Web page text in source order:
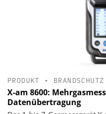
PRODUKT • BRANDSCHUTZ
X-am 8600:
Datenübertragung